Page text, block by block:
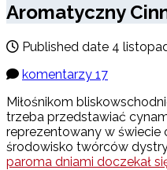
Aromatyczny
Published date 4
komentarzy 17
Miłośnikom
trzeba przedstawiać
reprezentowany w świecie
środowisko twórców
paroma dniami doczekał